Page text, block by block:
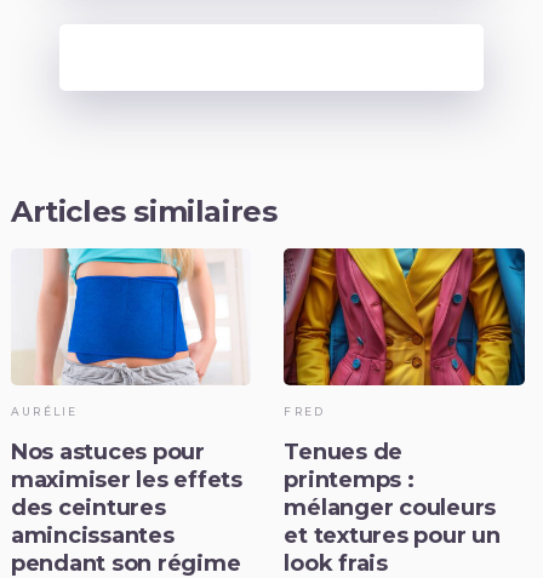
Articles similaires
AURÉLIE
Nos astuces pour
maximiser les effets
des ceintures
amincissantes
pendant son régime
FRED
Tenues de
printemps :
mélanger couleurs
et textures pour un
look frais